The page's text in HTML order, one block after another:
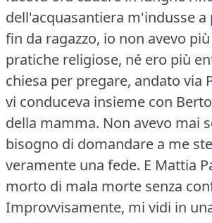
dell'acquasantiera m'indusse a
fin da ragazzo, io non avevo
pratiche religiose, né ero più
chiesa per pregare, andato via
vi conduceva insieme con
della mamma. Non avevo mai
bisogno di domandare a me
veramente una fede. E Mattia
morto di mala morte senza
Improvvisamente, mi vidi in